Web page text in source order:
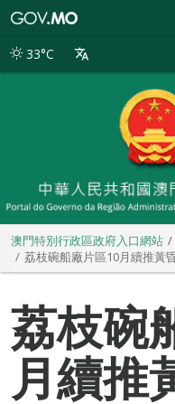
別
33°C
澳門特別行政區政府入口網站
荔枝碗船廠片區10月續推黃
荔枝碗
月續推